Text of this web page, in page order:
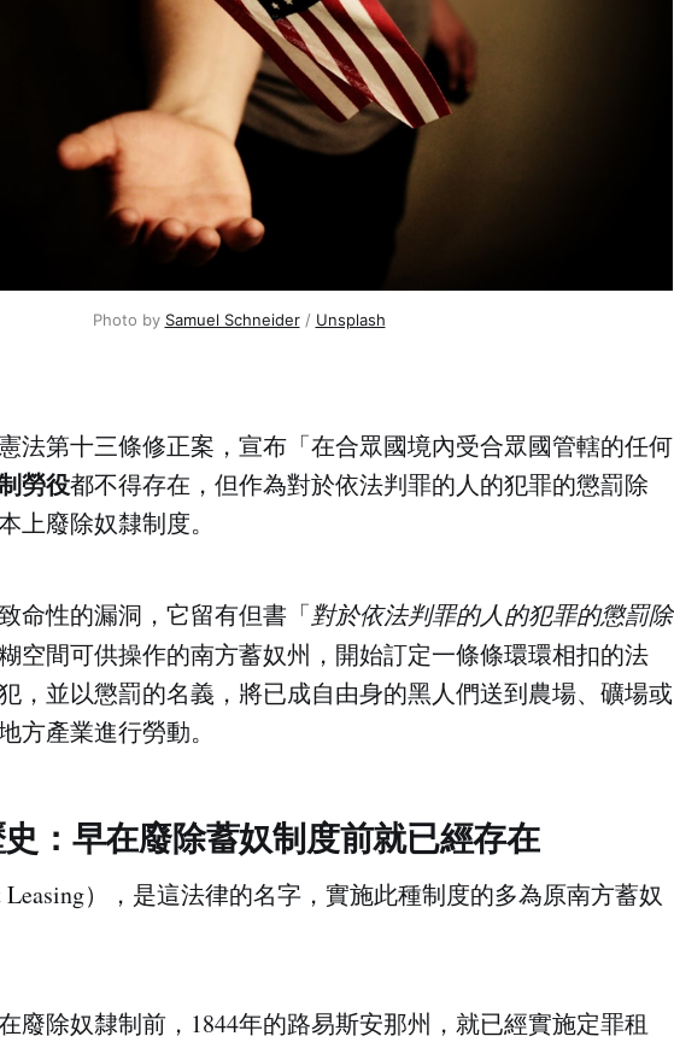
Photo by Samuel Schneider / Unsplash
法第十三條修正案，宣布「在合眾國境內受合眾國管轄的任何
勞役都不得存在，但作為對於依法判罪的人的犯罪的懲罰除
上廢除奴隸制度。
命性的漏洞，它留有但書「對於依法判罪的人的犯罪的懲罰除
空間可供操作的南方蓄奴州，開始訂定一條條環環相扣的法
，並以懲罰的名義，將已成自由身的黑人們送到農場、礦場或
方產業進行勞動。
：早在廢除蓄奴制度前就已經存在
），是這法律的名字，實施此種制度的多為原南方蓄奴
廢除奴隸制前，1844年的路易斯安那州，就已經實施定罪租